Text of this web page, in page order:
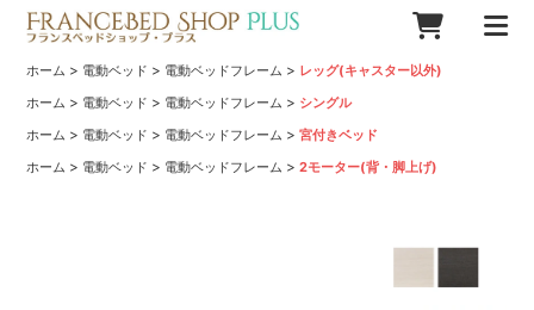
ホーム > 電動ベッド > 電動ベッドフレーム > レッグ(キャスター以外)
ホーム > 電動ベッド > 電動ベッドフレーム > シングル
ホーム > 電動ベッド > 電動ベッドフレーム >宮付きベッド
ホーム > 電動ベッド > 電動ベッドフレーム >2モーター(背・脚上げ)